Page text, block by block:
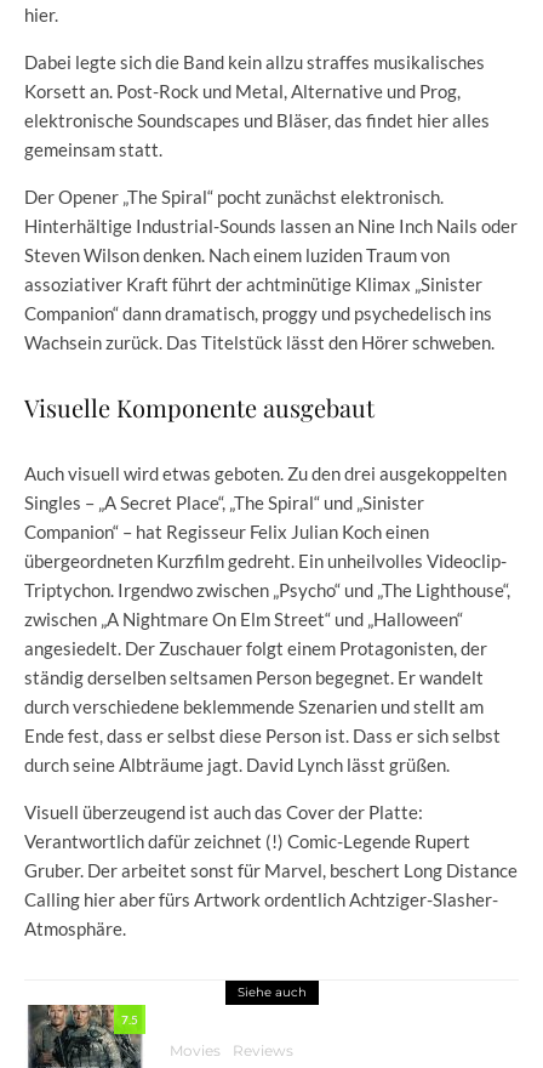
hier.
Dabei legte sich die Band kein allzu straffes musikalisches
Korsett an. Post-Rock und Metal, Alternative und Prog,
elektronische Soundscapes und Bläser, das findet hier alles
gemeinsam statt.
Der Opener „The Spiral“ pocht zunächst elektronisch.
Hinterhältige Industrial-Sounds lassen an Nine Inch Nails oder
Steven Wilson denken. Nach einem luziden Traum von
assoziativer Kraft führt der achtminütige Klimax „Sinister
Companion“ dann dramatisch, proggy und psychedelisch ins
Wachsein zurück. Das Titelstück lässt den Hörer schweben.
Visuelle Komponente ausgebaut
Auch visuell wird etwas geboten. Zu den drei ausgekoppelten
Singles – „A Secret Place“, „The Spiral“ und „Sinister
Companion“ – hat Regisseur Felix Julian Koch einen
übergeordneten Kurzfilm gedreht. Ein unheilvolles Videoclip-
Triptychon. Irgendwo zwischen „Psycho“ und „The Lighthouse“,
zwischen „A Nightmare On Elm Street“ und „Halloween“
angesiedelt. Der Zuschauer folgt einem Protagonisten, der
ständig derselben seltsamen Person begegnet. Er wandelt
durch verschiedene beklemmende Szenarien und stellt am
Ende fest, dass er selbst diese Person ist. Dass er sich selbst
durch seine Albträume jagt. David Lynch lässt grüßen.
Visuell überzeugend ist auch das Cover der Platte:
Verantwortlich dafür zeichnet (!) Comic-Legende Rupert
Gruber. Der arbeitet sonst für Marvel, beschert Long Distance
Calling hier aber fürs Artwork ordentlich Achtziger-Slasher-
Atmosphäre.
Siehe auch
7.5
Movies Reviews